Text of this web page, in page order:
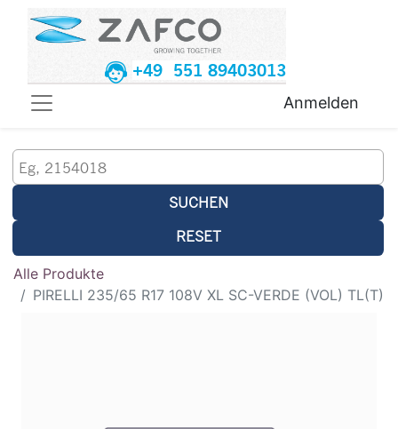
+49 551 89403013
Anmelden
SUCHEN
RESET
Alle Produkte
PIRELLI 235/65 R17 108V XL SC-VERDE (VOL) TL(T)